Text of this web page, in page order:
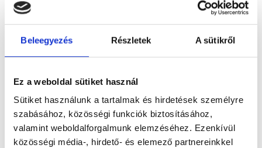
Beleegyezés Részletek A sütikről
Ez a weboldal sütiket használ
Sütiket használunk a tartalmak és hirdetések személyre
szabásához, közösségi funkciók biztosításához,
valamint weboldalforgalmunk elemzéséhez. Ezenkívül
közösségi média-, hirdető- és elemező partnereinkkel
Sportoktatói oklevelét 1999-ben a Zala
megyei Sportszövetségnél, gyógytornász
Orvostudományi Egyetem Egészségügyi
Főiskolai Karán, egyetemi...
Előző
* Szakorvos jelölt (rezidens): általános orvosi oklevéllel rendelkező
megszerzésére irányuló képzésben vesz részt. Ezen orvosok által
önállóan nem végezhető szakmai tevékenységért teljes
felelősséggel tartozik és azt közvetlenül felügyeli az egészségügyi
szakorvosjelölt önállóan láthat el feladatokat. A foglaljorvost.hu
felelősségét kizárja esetleges névazonosságért bármely szakorvos
és szakorvosjelölt esetén.